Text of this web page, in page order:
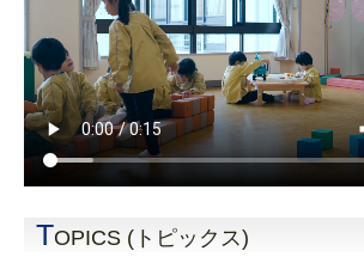
TOPICS (トピックス)